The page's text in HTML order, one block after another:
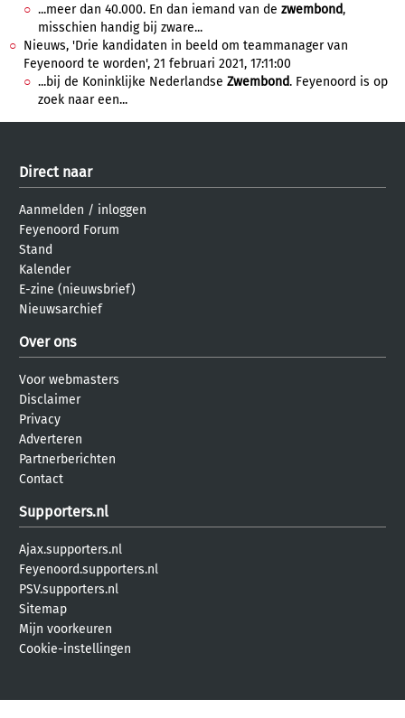
...meer dan 40.000. En dan iemand van de zwembond,
misschien handig bij zware...
Nieuws, 'Drie kandidaten in beeld om teammanager van
Feyenoord te worden', 21 februari 2021, 17:11:00
...bij de Koninklijke Nederlandse Zwembond. Feyenoord is op
zoek naar een...
Direct naar
Aanmelden / inloggen
Feyenoord Forum
Stand
Kalender
E-zine (nieuwsbrief)
Nieuwsarchief
Over ons
Voor webmasters
Disclaimer
Privacy
Adverteren
Partnerberichten
Contact
Supporters.nl
Ajax.supporters.nl
Feyenoord.supporters.nl
PSV.supporters.nl
Sitemap
Mijn voorkeuren
Cookie-instellingen